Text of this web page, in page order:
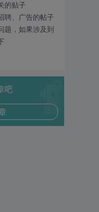
的贴子
聘、广告的帖子
题，如果涉及到
吧